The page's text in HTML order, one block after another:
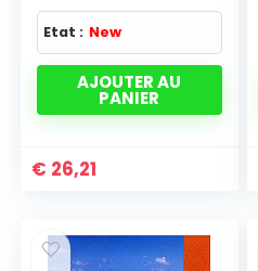
Etat : New
AJOUTER AU
PANIER
€ 26,21